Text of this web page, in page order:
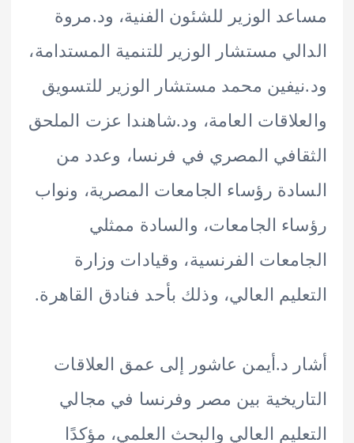
الوزير للشئون الفنية، ود.مروة
مستشار الوزير للتنمية المستدامة،
محمد مستشار الوزير للتسويق
العامة، ود.شاهندا عزت الملحق
المصري في فرنسا، وعدد من
رؤساء الجامعات المصرية، ونواب
الجامعات، والسادة ممثلي
الفرنسية، وقيادات وزارة
العالي، وذلك بأحد فنادق القاهرة.
د.أيمن عاشور إلى عمق العلاقات
بين مصر وفرنسا في مجالي
العالي والبحث العلمي، مؤكدًا